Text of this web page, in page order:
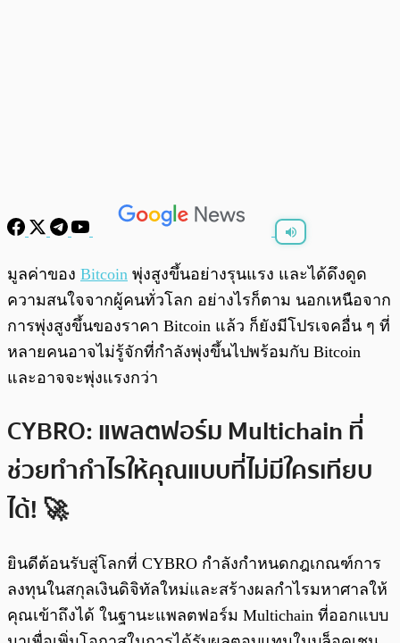
0:00/
มูลค่าของ Bitcoin พุ่งสูงขึ้นอย่างรุนแรง และได้ดึงดูด
ความสนใจจากผู้คนทั่วโลก อย่างไรก็ตาม นอกเหนือจาก
การพุ่งสูงขึ้นของราคา Bitcoin แล้ว ก็ยังมีโปรเจคอื่น ๆ ที่
หลายคนอาจไม่รู้จักที่กำลังพุ่งขึ้นไปพร้อมกับ Bitcoin
และอาจจะพุ่งแรงกว่า
CYBRO: แพลตฟอร์ม Multichain ที่
ช่วยทำกำไรให้คุณแบบที่ไม่มีใครเทียบ
ได้! 🚀
ยินดีต้อนรับสู่โลกที่ CYBRO กำลังกำหนดกฎเกณฑ์การ
ลงทุนในสกุลเงินดิจิทัลใหม่และสร้างผลกำไรมหาศาลให้
คุณเข้าถึงได้ ในฐานะแพลตฟอร์ม Multichain ที่ออกแบบ